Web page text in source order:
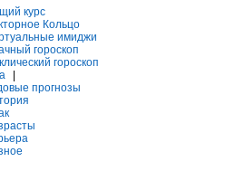
курс
Кольцо
имиджи
гороскоп
гороскоп
прогнозы